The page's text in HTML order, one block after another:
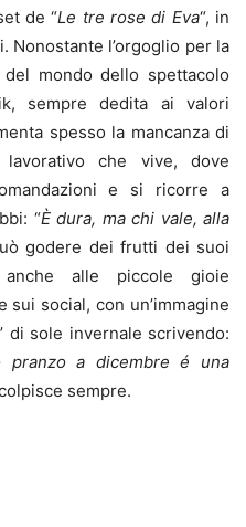
de “Le tre rose di Eva“, in
Nonostante l’orgoglio per la
mondo dello spettacolo
sempre dedita ai valori
spesso la mancanza di
che vive, dove
e si ricorre a
“È dura, ma chi vale, alla
godere dei frutti dei suoi
alle piccole gioie
social, con un’immagine
di sole invernale scrivendo:
pranzo a dicembre é una
sempre.